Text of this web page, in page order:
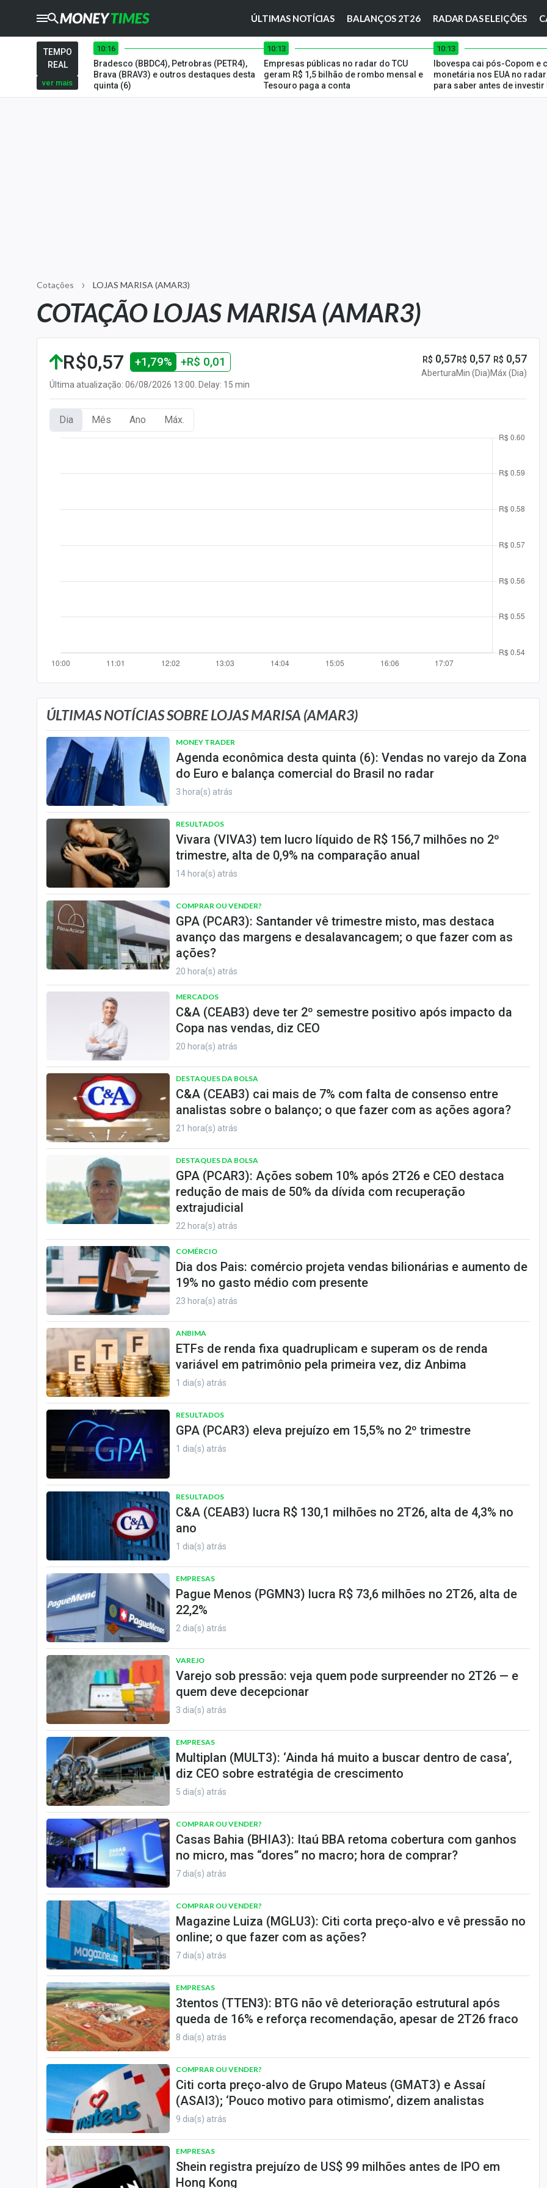
ÚLTIMAS NOTÍCIAS BALANÇOS 2T26 RADAR DAS ELEIÇÕES
CRYPTOTIMES
TIMES
Ibovespa
Carteiras Recomendadas
Central de Dividendos
Central de Fundos
Imobiliários
Central dos IPOs
Renda Fixa
Finanças Pessoais
Expediente
Contato
TEMPO
REAL
ver mais
10:16
Bradesco (BBDC4), Petrobras (PETR4),
Brava (BRAV3) e outros destaques desta
quinta (6)
10:13
Empresas públicas no radar do TCU
geram R$ 1,5 bilhão de rombo mensal e
Tesouro paga a conta
10:13
Ibovespa cai pós-Copom e
monetária nos EUA no
para saber antes de investir
Cotações LOJAS MARISA (AMAR3)
COTAÇÃO LOJAS MARISA (AMAR3)
R$0,57 +1,79% +R$ 0,01 R$ 0,57
Abertura
R$ 0,57
Min (Dia)
R$ 0,57
Máx (Dia)
Última atualização: 06/08/2026 13:00. Delay: 15 min
Dia Mês Ano Máx.
ÚLTIMAS NOTÍCIAS SOBRE LOJAS MARISA (AMAR3)
MONEY TRADER
Agenda econômica desta quinta (6): Vendas no varejo da Zona
do Euro e balança comercial do Brasil no radar
3 hora(s) atrás
RESULTADOS
Vivara (VIVA3) tem lucro líquido de R$ 156,7 milhões no 2º
trimestre, alta de 0,9% na comparação anual
14 hora(s) atrás
COMPRAR OU VENDER?
GPA (PCAR3): Santander vê trimestre misto, mas destaca
avanço das margens e desalavancagem; o que fazer com as
ações?
20 hora(s) atrás
MERCADOS
C&A (CEAB3) deve ter 2º semestre positivo após impacto da
Copa nas vendas, diz CEO
20 hora(s) atrás
DESTAQUES DA BOLSA
C&A (CEAB3) cai mais de 7% com falta de consenso entre
analistas sobre o balanço; o que fazer com as ações agora?
21 hora(s) atrás
DESTAQUES DA BOLSA
GPA (PCAR3): Ações sobem 10% após 2T26 e CEO destaca
redução de mais de 50% da dívida com recuperação
extrajudicial
22 hora(s) atrás
COMÉRCIO
Dia dos Pais: comércio projeta vendas bilionárias e aumento de
19% no gasto médio com presente
23 hora(s) atrás
ANBIMA
ETFs de renda fixa quadruplicam e superam os de renda
variável em patrimônio pela primeira vez, diz Anbima
1 dia(s) atrás
RESULTADOS
GPA (PCAR3) eleva prejuízo em 15,5% no 2º trimestre
1 dia(s) atrás
RESULTADOS
C&A (CEAB3) lucra R$ 130,1 milhões no 2T26, alta de 4,3% no
ano
1 dia(s) atrás
EMPRESAS
Pague Menos (PGMN3) lucra R$ 73,6 milhões no 2T26, alta de
22,2%
2 dia(s) atrás
VAREJO
Varejo sob pressão: veja quem pode surpreender no 2T26 — e
quem deve decepcionar
3 dia(s) atrás
EMPRESAS
Multiplan (MULT3): ‘Ainda há muito a buscar dentro de casa’,
diz CEO sobre estratégia de crescimento
5 dia(s) atrás
COMPRAR OU VENDER?
Casas Bahia (BHIA3): Itaú BBA retoma cobertura com ganhos
no micro, mas “dores” no macro; hora de comprar?
7 dia(s) atrás
COMPRAR OU VENDER?
Magazine Luiza (MGLU3): Citi corta preço-alvo e vê pressão no
online; o que fazer com as ações?
7 dia(s) atrás
EMPRESAS
3tentos (TTEN3): BTG não vê deterioração estrutural após
queda de 16% e reforça recomendação, apesar de 2T26 fraco
8 dia(s) atrás
COMPRAR OU VENDER?
Citi corta preço-alvo de Grupo Mateus (GMAT3) e Assaí
(ASAI3); ‘Pouco motivo para otimismo’, dizem analistas
9 dia(s) atrás
EMPRESAS
Shein registra prejuízo de US$ 99 milhões antes de IPO em
Hong Kong